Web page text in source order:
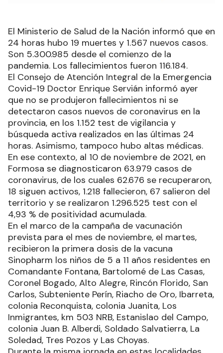
El Ministerio de Salud de la Nación informó que en
24 horas hubo 19 muertes y 1.567 nuevos casos.
Son 5.300.985 desde el comienzo de la
pandemia. Los fallecimientos fueron 116.184.
El Consejo de Atención Integral de la Emergencia
Covid-19 Doctor Enrique Servián informó ayer
que no se produjeron fallecimientos ni se
detectaron casos nuevos de coronavirus en la
provincia, en los 1.152 test de vigilancia y
búsqueda activa realizados en las últimas 24
horas. Asimismo, tampoco hubo altas médicas.
En ese contexto, al 10 de noviembre de 2021, en
Formosa se diagnosticaron 63.979 casos de
coronavirus, de los cuales 62.676 se recuperaron,
18 siguen activos, 1.218 fallecieron, 67 salieron del
territorio y se realizaron 1.296.525 test con el
4,93 % de positividad acumulada.
En el marco de la campaña de vacunación
prevista para el mes de noviembre, el martes,
recibieron la primera dosis de la vacuna
Sinopharm los niños de 5 a 11 años residentes en
Comandante Fontana, Bartolomé de Las Casas,
Coronel Bogado, Alto Alegre, Rincón Florido, San
Carlos, Subteniente Perín, Riacho de Oro, Ibarreta,
colonia Reconquista, colonia Juanita, Los
Inmigrantes, km 503 NRB, Estanislao del Campo,
colonia Juan B. Alberdi, Soldado Salvatierra, La
Soledad, Tres Pozos y Las Choyas.